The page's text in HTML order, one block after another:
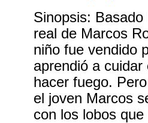
Sinopsis:
real de Marcos
niño fue vendido
aprendió a
hacer fuego.
el joven Marcos
con los lobos